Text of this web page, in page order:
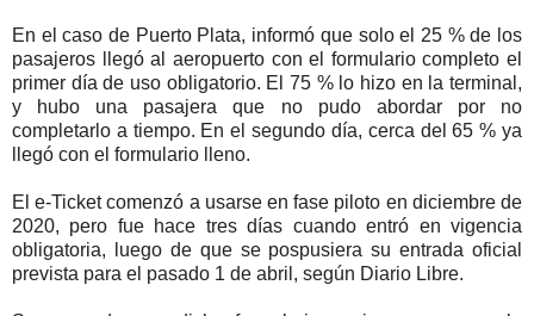
En el caso de Puerto Plata, informó que solo el 25 % de los
pasajeros llegó al aeropuerto con el formulario completo el
primer día de uso obligatorio. El 75 % lo hizo en la terminal,
y hubo una pasajera que no pudo abordar por no
completarlo a tiempo. En el segundo día, cerca del 65 % ya
llegó con el formulario lleno.
El e-Ticket comenzó a usarse en fase piloto en diciembre de
2020, pero fue hace tres días cuando entró en vigencia
obligatoria, luego de que se pospusiera su entrada oficial
prevista para el pasado 1 de abril, según Diario Libre.